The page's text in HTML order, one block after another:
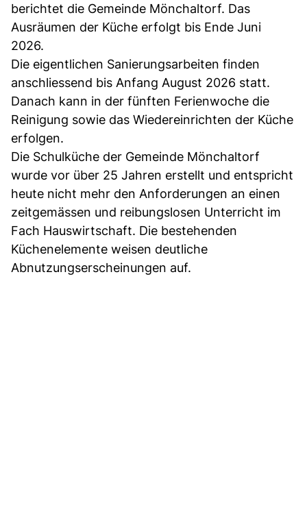
berichtet die Gemeinde Mönchaltorf. Das
Ausräumen der Küche erfolgt bis Ende Juni
2026.
Die eigentlichen Sanierungsarbeiten finden
anschliessend bis Anfang August 2026 statt.
Danach kann in der fünften Ferienwoche die
Reinigung sowie das Wiedereinrichten der Küche
erfolgen.
Die Schulküche der Gemeinde Mönchaltorf
wurde vor über 25 Jahren erstellt und entspricht
heute nicht mehr den Anforderungen an einen
zeitgemässen und reibungslosen Unterricht im
Fach Hauswirtschaft. Die bestehenden
Küchenelemente weisen deutliche
Abnutzungserscheinungen auf.